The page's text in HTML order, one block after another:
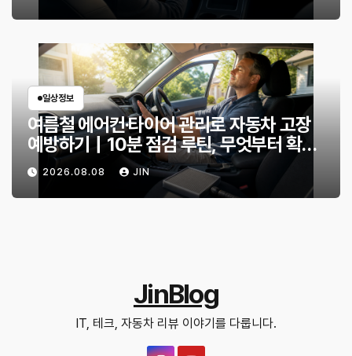
일상정보
여름철 에어컨·타이어 관리로 자동차 고장
예방하기｜10분 점검 루틴, 무엇부터 확인
할까?
2026.08.08 JIN
JinBlog
IT, 테크, 자동차 리뷰 이야기를 다룹니다.